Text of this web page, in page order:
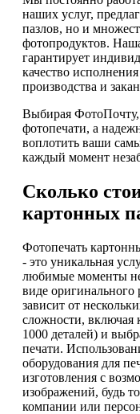
наших услуг,
пазлов, но и
фотопродуктов.
гарантирует
качество
производства и
Выбирая ФотоПочту,
фотопечати, а
воплотить ваши
каждый момент
Сколько
картонных
Фотопечать
- это уникальная
любимые моменты
виде оригинального
зависит от
сложности, включая
1000 деталей) и
печати.
оборудования для
изготовления с
изображений, будь
компании или